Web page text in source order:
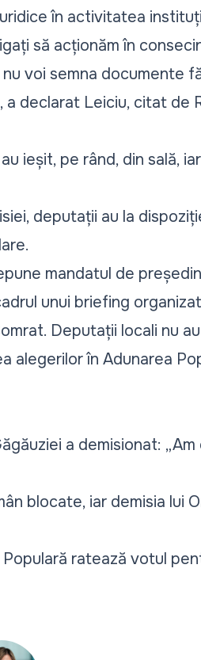
în activitatea
să acționăm în
voi semna documente
, a declarat Leiciu, citat de
ieșit, pe rând, din sală,
deputații au la
mandatul de
unui briefing
Deputații locali nu
în Adunarea
a demisionat:
blocate, iar demisia lui
ratează votul